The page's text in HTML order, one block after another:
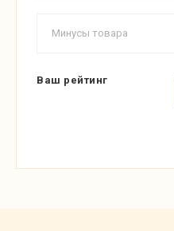
Ваш рейтинг